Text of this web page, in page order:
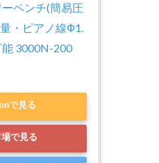
ペンチ(簡易圧
・ピアノ線Ф1.
3000N-200
で見る
で見る